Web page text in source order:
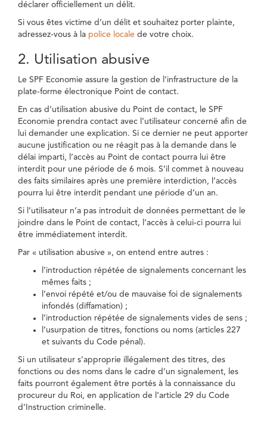
déclarer officiellement un délit.
Si vous êtes victime d’un délit et souhaitez porter plainte,
adressez-vous à la police locale de votre choix.
2. Utilisation abusive
Le SPF Economie assure la gestion de l’infrastructure de la
plate-forme électronique Point de contact.
En cas d’utilisation abusive du Point de contact, le SPF
Economie prendra contact avec l’utilisateur concerné afin de
lui demander une explication. Si ce dernier ne peut apporter
aucune justification ou ne réagit pas à la demande dans le
délai imparti, l’accès au Point de contact pourra lui être
interdit pour une période de 6 mois. S’il commet à nouveau
des faits similaires après une première interdiction, l’accès
pourra lui être interdit pendant une période d’un an.
Si l’utilisateur n’a pas introduit de données permettant de le
joindre dans le Point de contact, l’accès à celui-ci pourra lui
être immédiatement interdit.
Par « utilisation abusive », on entend entre autres :
l’introduction répétée de signalements concernant les
mêmes faits ;
l’envoi répété et/ou de mauvaise foi de signalements
infondés (diffamation) ;
l’introduction répétée de signalements vides de sens ;
l’usurpation de titres, fonctions ou noms (articles 227
et suivants du Code pénal).
Si un utilisateur s’approprie illégalement des titres, des
fonctions ou des noms dans le cadre d’un signalement, les
faits pourront également être portés à la connaissance du
procureur du Roi, en application de l’article 29 du Code
d’Instruction criminelle.